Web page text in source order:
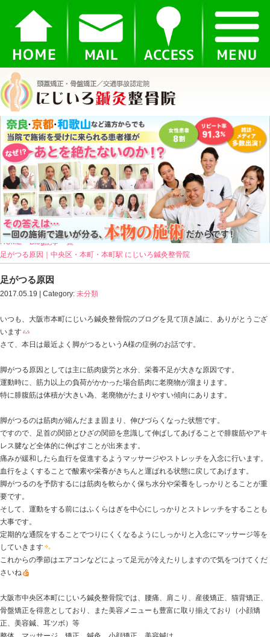
HOME > Blog記事一覧 >
足がつる原因｜中央区・本町・本町駅 にじいろ鍼灸整骨
2017.05.19 | Category:未分類
いつも、大阪市本町にじいろ鍼灸整骨院のブログを見て
います
さて、本日は最近よく脚がつるというA様の症例のお話
脚がつる原因としては主に筋肉疲労と水分、栄養不足が
運動時に、筋力以上の負荷がかかった場合筋肉に老廃物
特に腓腹筋は体積が大きい為、老廃物がたまりやすい傾
脚がつるのは筋肉が縮んだまま固まり、伸びづらくなっ
ですので、足首の関節とひざの関節を意識して伸ばして